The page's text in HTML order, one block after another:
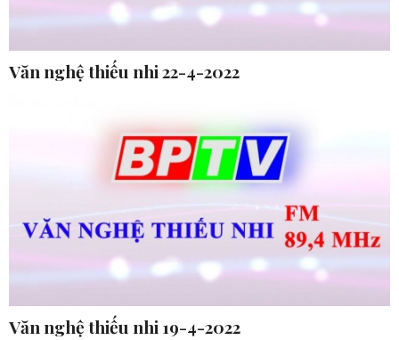
Văn nghệ thiếu nhi 22-4-2022
Văn nghệ thiếu nhi 19-4-2022